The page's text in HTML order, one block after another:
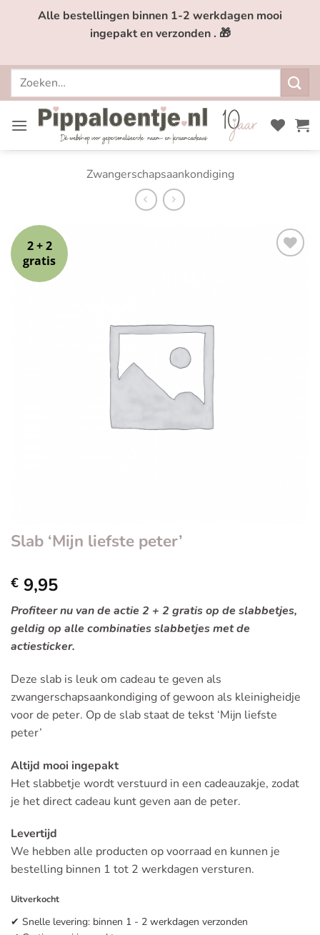
Alle bestellingen binnen 1-2 werkdagen mooi
ingepakt en verzonden . 🎁
Zoeken
Zwangerschapsaankondiging
2 + 2
gratis
Slab ‘Mijn liefste peter’
€ 9,95
Profiteer nu van de actie 2 + 2 gratis op de slabbetjes,
geldig op alle combinaties slabbetjes met de
actiesticker.
Deze slab is leuk om cadeau te geven als
zwangerschapsaankondiging of gewoon als kleinigheidje
voor de peter. Op de slab staat de tekst ‘Mijn liefste
peter’
Altijd mooi ingepakt
Het slabbetje wordt verstuurd in een cadeauzakje, zodat
je het direct cadeau kunt geven aan de peter.
Levertijd
We hebben alle producten op voorraad en kunnen je
bestelling binnen 1 tot 2 werkdagen versturen.
Uitverkocht
✔ Snelle levering: binnen 1 - 2 werkdagen verzonden